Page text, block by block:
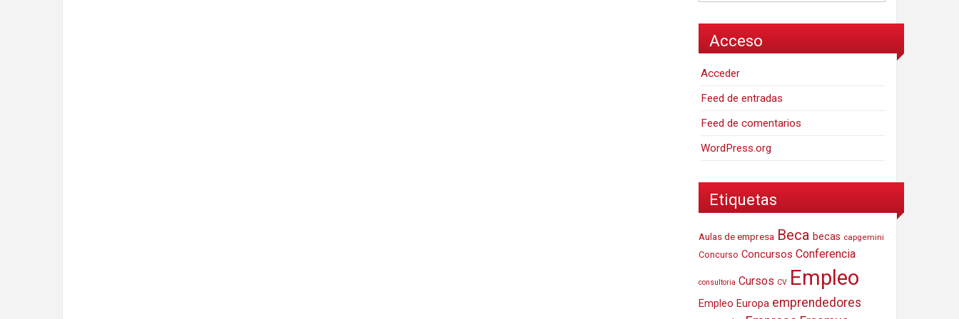
Acceso
Acceder
Feed de entradas
Feed de comentarios
WordPress.org
Etiquetas
Aulas de empresa Beca becas capgemini
Concurso Concursos Conferencia
consultoria Cursos CV Empleo
Empleo Europa emprendedores